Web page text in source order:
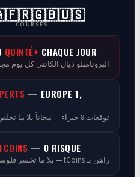
COURSES
QUINTÉ+ CHAQUE JOUR
البرونامبلو ديال الكانتي كل يوم
— EUROPE 1,
توقعات 8 خبراء — مجاناً بلا ما تخلص
— 0 RISQUE
راهن بـ tCoins — بلا ما تخسر فلوسك